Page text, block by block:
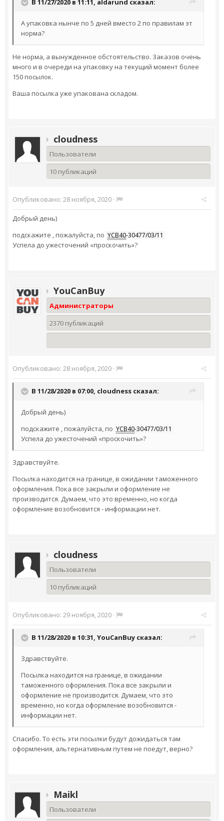
В 11/27/2020 в 11:11, aldarund сказал:
А упаковка нынче по 5 дней вместо 2 по правилам эт
норма?
Не норма, а вынужденное обстоятельство. Заказов очень
много и в очереди на упаковку на текущий момент более
150 посылок.
Ваша посылка уже упакована складом.
cloudness
Пользователи
10 публикаций
Опубликовано: 28 ноября, 2020 ·
Добрый день)
подскажите , пожалуйста, по YCB40-30477/03/11
Успела до ужесточений «проскочить»?
YouCanBuy
Администраторы
2370 публикаций
Опубликовано: 28 ноября, 2020 ·
В 11/28/2020 в 07:00, cloudness сказал:
Добрый день)
подскажите , пожалуйста, по YCB40-30477/03/11
Успела до ужесточений «проскочить»?
Здравствуйте.
Посылка находится на границе, в ожидании таможенного
оформления. Пока все закрыли и оформление не
производится. Думаем, что это временно, но когда
оформление возобновится - информации нет.
cloudness
Пользователи
10 публикаций
Опубликовано: 29 ноября, 2020 ·
В 11/28/2020 в 10:31, YouCanBuy сказал:
Здравствуйте.
Посылка находится на границе, в ожидании
таможенного оформления. Пока все закрыли и
оформление не производится. Думаем, что это
временно, но когда оформление возобновится -
информации нет.
Cпасибо. То есть эти посылки будут дожидаться там
оформления, альтернативным путем не поедут, верно?
Maikl
Пользователи